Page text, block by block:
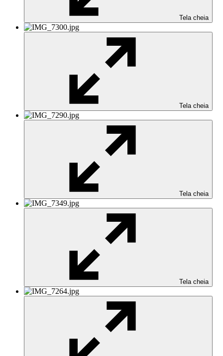
Tela cheia
Tela cheia
Tela cheia
Tela cheia